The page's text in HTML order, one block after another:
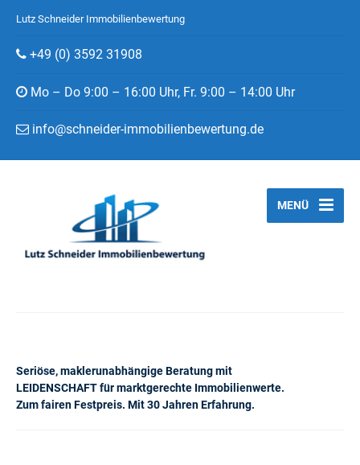
Lutz Schneider Immobilienbewertung
+49 (0) 3592 31908
Mo – Do 9:00 – 16:00 Uhr, Fr. 9:00 – 14:00 Uhr
info@schneider-immobilienbewertung.de
Seriöse, maklerunabhängige Beratung mit
LEIDENSCHAFT für marktgerechte Immobilienwerte.
Zum fairen Festpreis. Mit 30 Jahren Erfahrung.
MENÜ